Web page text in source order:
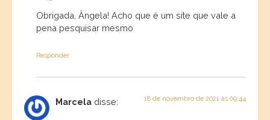
Obrigada, Ângela! Acho que é um site que vale a
pena pesquisar mesmo
Responder
Marcela disse: 18 de novembro de 2021 às 09:44